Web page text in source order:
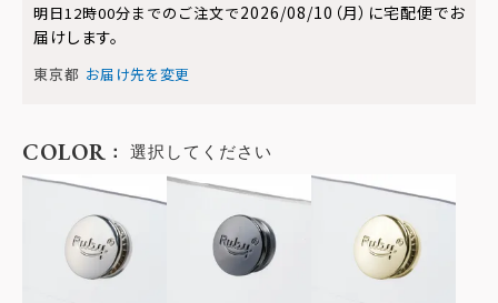
明日12時00分までのご注文で2026/08/10（月） に宅配便でお
届けします。
東京都 お届け先を変更
COLOR 選択してください